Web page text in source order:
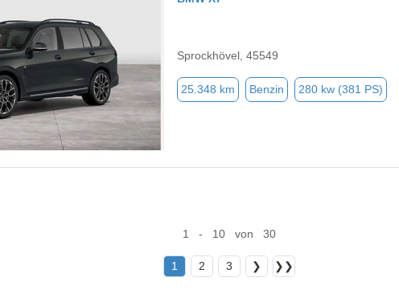
Sprockhövel, 45549
25.348 km Benzin 280 kw (381 PS)
1 - 10 von 30
1 2 3 ❯ ❯❯